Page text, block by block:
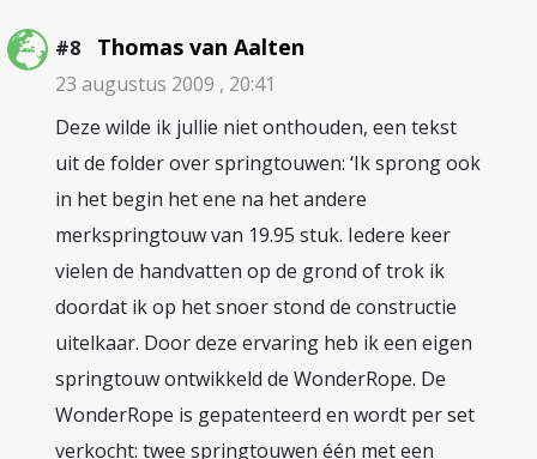
#8 Thomas van Aalten
23 augustus 2009 , 20:41
Deze wilde ik jullie niet onthouden, een tekst
uit de folder over springtouwen: ‘Ik sprong ook
in het begin het ene na het andere
merkspringtouw van 19.95 stuk. Iedere keer
vielen de handvatten op de grond of trok ik
doordat ik op het snoer stond de constructie
uitelkaar. Door deze ervaring heb ik een eigen
springtouw ontwikkeld de WonderRope. De
WonderRope is gepatenteerd en wordt per set
verkocht: twee springtouwen één met een